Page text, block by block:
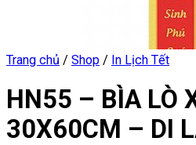
Trang chủ / Shop / In Lịch Tết
HN55 – BÌA LÒ
30X60CM – DI